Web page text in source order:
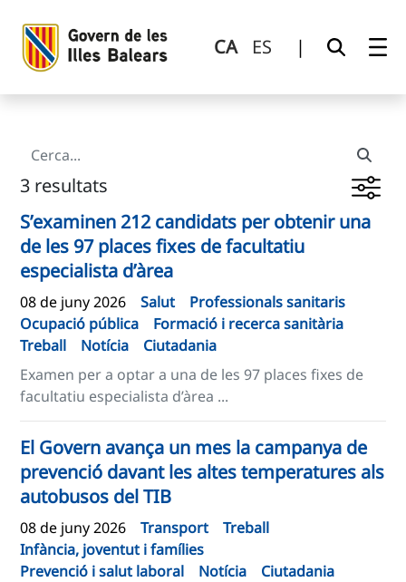
CA ES |
3 resultats
S’examinen 212 candidats per obtenir una
de les 97 places fixes de facultatiu
especialista d’àrea
08 de juny 2026 Salut
Professionals sanitaris
Ocupació pública
Formació i recerca sanitària
Treball
Notícia
Ciutadania
Examen per a optar a una de les 97 places fixes de
facultatiu especialista d’àrea ...
El Govern avança un mes la campanya de
prevenció davant les altes temperatures als
autobusos del TIB
08 de juny 2026 Transport
Treball
Infància, joventut i famílies
Prevenció i salut laboral
Notícia
Ciutadania